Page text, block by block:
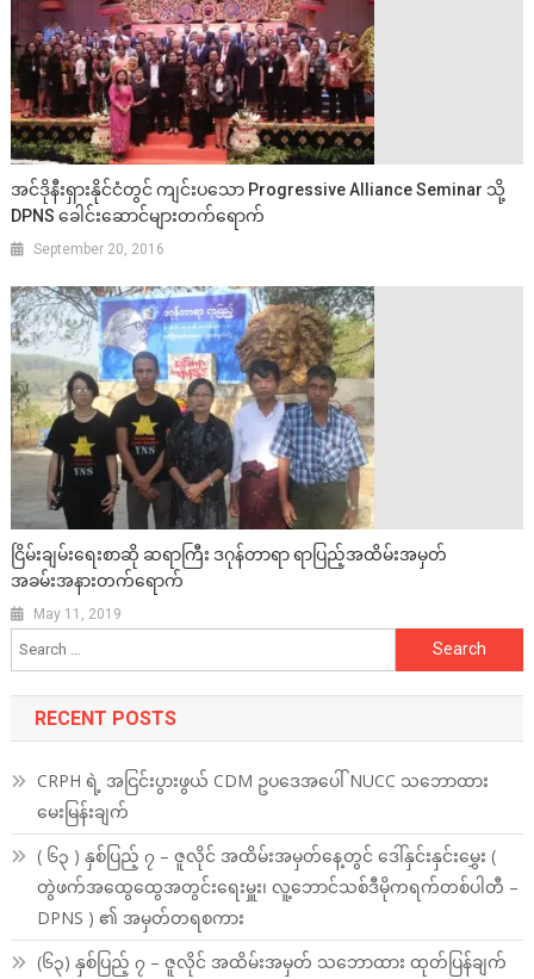
အင်ဒိုနီးရှားနိုင်ငံတွင် ကျင်းပသော Progressive Alliance Seminar သို့
DPNS ခေါင်းဆောင်များတက်ရောက်
September 20, 2016
ငြိမ်းချမ်းရေးစာဆို ဆရာကြီး ဒဂုန်တာရာ ရာပြည့်အထိမ်းအမှတ်
အခမ်းအနားတက်ရောက်
May 11, 2019
Search
for:
RECENT POSTS
CRPH ရဲ့ အငြင်းပွားဖွယ် CDM ဥပဒေအပေါ် NUCC သဘောထား
မေးမြန်းချက်
( ၆၃ ) နှစ်ပြည့် ၇ – ဇူလိုင် အထိမ်းအမှတ်နေ့တွင် ဒေါ်နှင်းနှင်းမွှေး (
တွဲဖက်အထွေထွေအတွင်းရေးမှူး၊ လူ့ဘောင်သစ်ဒီမိုကရက်တစ်ပါတီ –
DPNS ) ၏ အမှတ်တရစကား
(၆၃) နှစ်ပြည့် ၇ – ဇူလိုင် အထိမ်းအမှတ် သဘောထား ထုတ်ပြန်ချက်